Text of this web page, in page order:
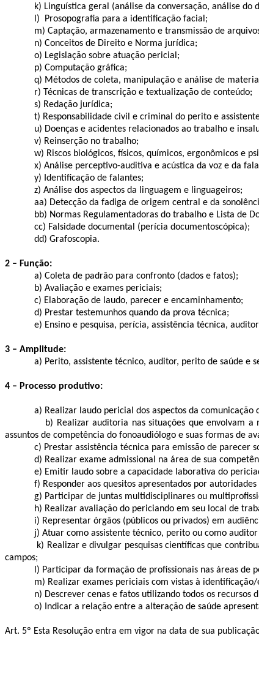
k) Linguística geral (análise da conversação, análise
l) Prosopografia para a identificação facial;
m) Captação, armazenamento e transmissão de
n) Conceitos de Direito e Norma jurídica;
o) Legislação sobre atuação pericial;
p) Computação gráfica;
q) Métodos de coleta, manipulação e análise de
r) Técnicas de transcrição e textualização de conteúdo;
s) Redação jurídica;
t) Responsabilidade civil e criminal do perito e
u) Doenças e acidentes relacionados ao trabalho e
v) Reinserção no trabalho;
w) Riscos biológicos, físicos, químicos, ergonômicos e
x) Análise perceptivo-auditiva e acústica da voz e da
y) Identificação de falantes;
z) Análise dos aspectos da linguagem e linguageiros;
aa) Detecção da fadiga de origem central e da
bb) Normas Regulamentadoras do trabalho e Lista de
cc) Falsidade documental (perícia documentoscópica);
dd) Grafoscopia.
2 – Função:
a) Coleta de padrão para confronto (dados e fatos);
b) Avaliação e exames periciais;
c) Elaboração de laudo, parecer e encaminhamento;
d) Prestar testemunhos quando da prova técnica;
e) Ensino e pesquisa, perícia, assistência técnica,
3 – Amplitude:
a) Perito, assistente técnico, auditor, perito de saúde e
4 – Processo produtivo:
a) Realizar laudo pericial dos aspectos da
b) Realizar auditoria nas situações que envolvam
assuntos de competência do fonoaudiólogo e suas formas de
c) Prestar assistência técnica para emissão de parecer
d) Realizar exame admissional na área de sua
e) Emitir laudo sobre a capacidade laborativa do
f) Responder aos quesitos apresentados por
g) Participar de juntas multidisciplinares ou
h) Realizar avaliação do periciando em seu local de
i) Representar órgãos (públicos ou privados) em
j) Atuar como assistente técnico, perito ou como
k) Realizar e divulgar pesquisas científicas que
campos;
l) Participar da formação de profissionais nas áreas de
m) Realizar exames periciais com vistas à identificação/
n) Descrever cenas e fatos utilizando todos os
o) Indicar a relação entre a alteração de saúde
Art. 5º Esta Resolução entra em vigor na data de sua